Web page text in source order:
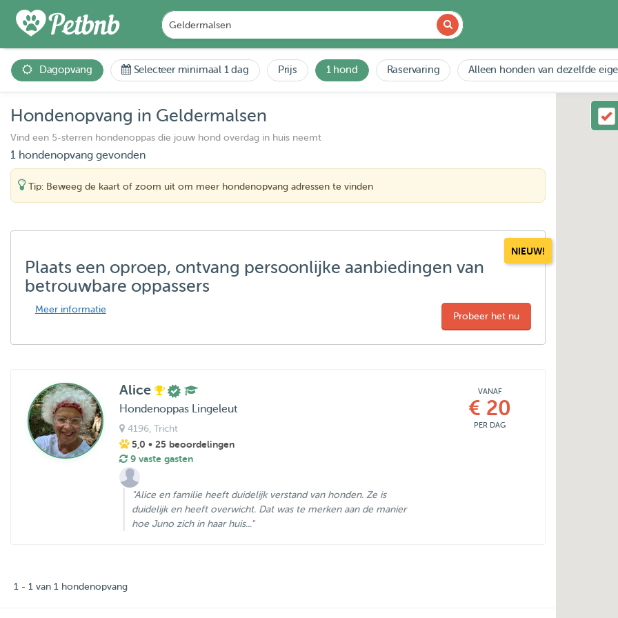
Dagopvang Selecteer minimaal 1 dag Prijs 1 hond Raservaring Alleen honden van dezelfde
Hondenopvang in Geldermalsen
Vind een 5-sterren hondenoppas die jouw hond overdag in huis neemt
1 hondenopvang gevonden
Tip: Beweeg de kaart of zoom uit om meer hondenopvang adressen te vinden
NIEUW!
Plaats een oproep, ontvang persoonlijke aanbiedingen van
betrouwbare oppassers
Meer informatie
Probeer het nu
Alice
Hondenoppas Lingeleut
4196, Tricht
5,0 • 25 beoordelingen
9 vaste gasten
"Alice en familie heeft duidelijk verstand van honden. Ze is
duidelijk en heeft overwicht. Dat was te merken aan de manier
hoe Juno zich in haar huis..."
VANAF
€ 20
PER DAG
1 - 1 van 1 hondenopvang